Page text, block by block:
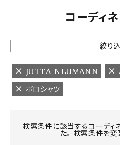
NEW ARRIVAL
ARCH EXCLUSIVE
BRAND
CATEGORY
コーディ
絞り
JUTTA NEUMANN
ポロシャツ
検索条件に該当するコーディ
た。 検索条件を変